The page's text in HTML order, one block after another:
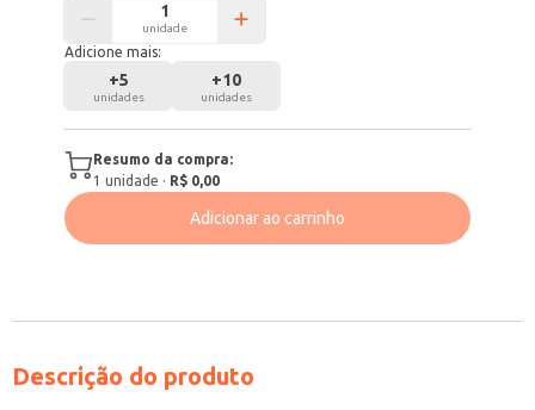
unidade
Adicione mais:
+5
unidades
+10
unidades
Resumo da compra:
1 unidade · R$ 0,00
Adicionar ao carrinho
Descrição do produto